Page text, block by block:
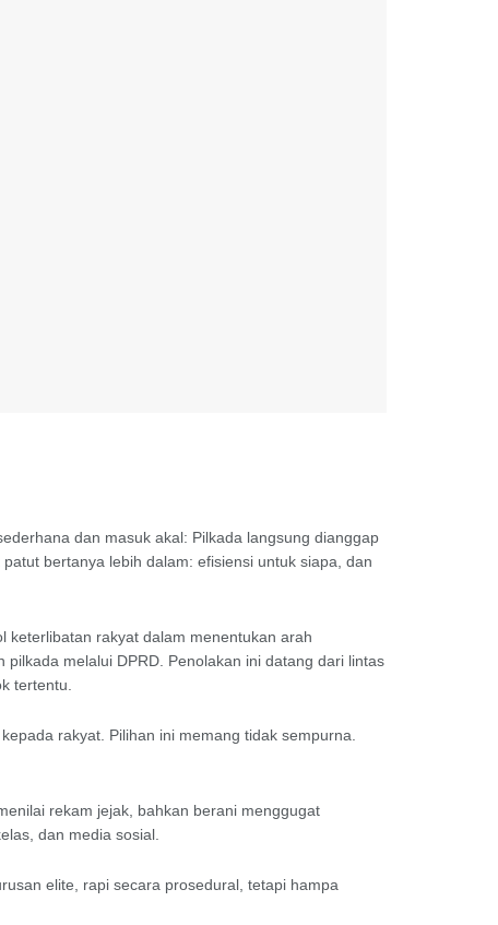
dan masuk akal: Pilkada langsung dianggap
bertanya lebih dalam: efisiensi untuk siapa, dan
keterlibatan rakyat dalam menentukan arah
melalui DPRD. Penolakan ini datang dari lintas
tertentu.
rakyat. Pilihan ini memang tidak sempurna.
rekam jejak, bahkan berani menggugat
dan media sosial.
elite, rapi secara prosedural, tetapi hampa